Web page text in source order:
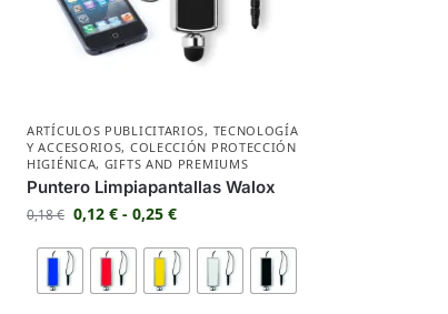
ARTÍCULOS PUBLICITARIOS, TECNOLOGÍA
Y ACCESORIOS, COLECCIÓN PROTECCIÓN
HIGIÉNICA, GIFTS AND PREMIUMS
Puntero Limpiapantallas Walox
0,18€ 0,12€ - 0,25€